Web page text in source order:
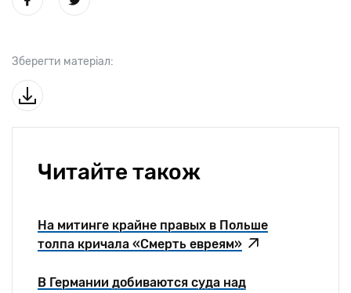
Зберегти матеріал:
Читайте також
На митинге крайне правых в Польше
толпа кричала «Смерть евреям»
В Германии добиваются суда над